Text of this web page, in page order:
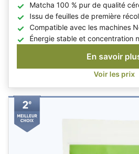
Matcha 100 % pur de qualité
Issu de feuilles de première
Compatible avec les machines
Énergie stable et concentration
En savoir
Voir les prix